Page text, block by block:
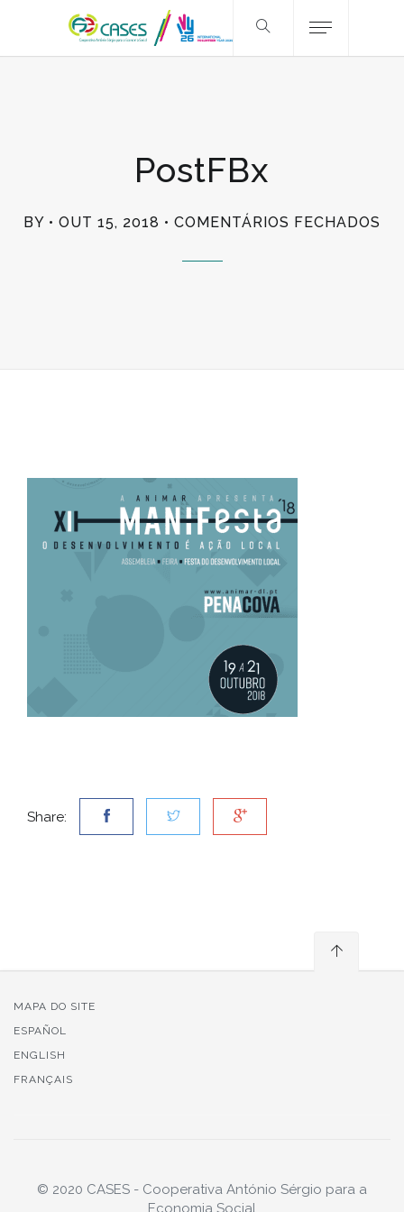
PostFBx
BY OUT 15, 2018 COMENTÁRIOS FECHADOS
Share:
MAPA DO SITE
ESPAÑOL
ENGLISH
FRANÇAIS
© 2020 CASES - Cooperativa António Sérgio para a
Economia Social